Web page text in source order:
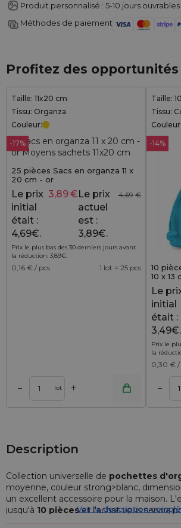
Produit personnalisé : 5-10 jours ouvrables
Méthodes de paiement
Profitez des
Taille: 11x20 cm
Tissu: Organza
Couleur:
-17%
25 pièces Sacs en organza 11 x
20 cm - or
4,69 €
Le prix
initial
était :
4,69€.
3,89€Le prix
actuel
est :
3,89€.
Prix le plus bas des 30 derniers jours avant
la réduction: 3,89€.
0,16 € / pcs 1 lot = 25 pcs
– lot +
Taille:
Tissu:
Couleur:
-14%
10
10 x
Le
initial
était :
3,49€.
Prix le
la
0,30 € /
–
Ajouter au panier
Description
Collection universelle de pochettes
moyenne, couleur strong>blanc,
un excellent accessoire pour la maison.
jusqu'à 10 pièceset l'achat vous servira
Voir la description